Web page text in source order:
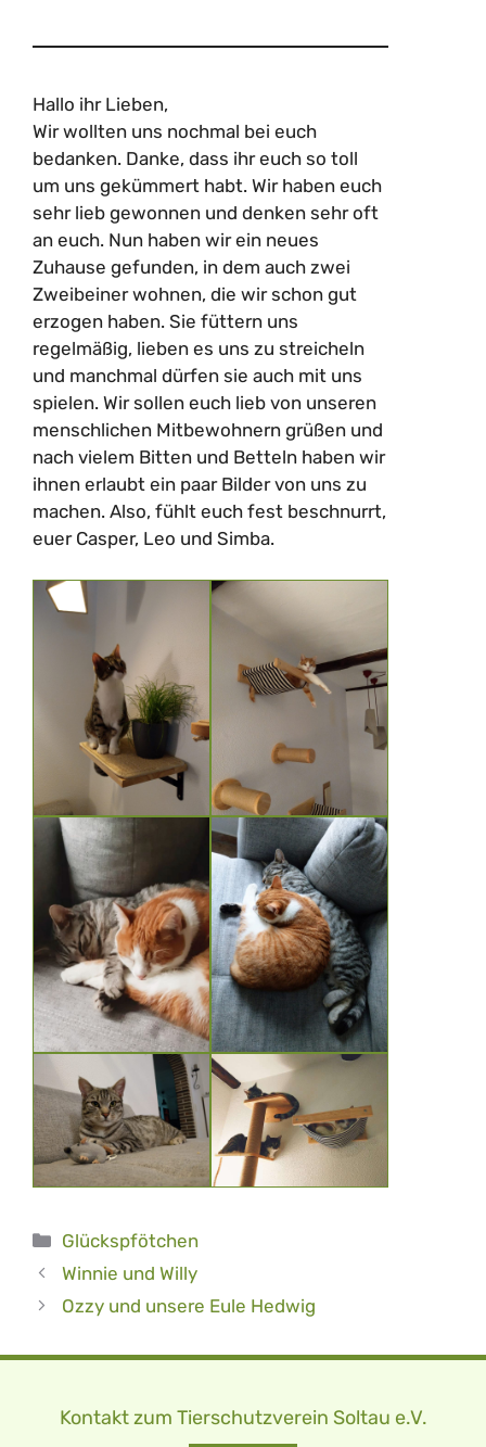
Hallo ihr Lieben,
Wir wollten uns nochmal bei euch
bedanken. Danke, dass ihr euch so toll
um uns gekümmert habt. Wir haben euch
sehr lieb gewonnen und denken sehr oft
an euch. Nun haben wir ein neues
Zuhause gefunden, in dem auch zwei
Zweibeiner wohnen, die wir schon gut
erzogen haben. Sie füttern uns
regelmäßig, lieben es uns zu streicheln
und manchmal dürfen sie auch mit uns
spielen. Wir sollen euch lieb von unseren
menschlichen Mitbewohnern grüßen und
nach vielem Bitten und Betteln haben wir
ihnen erlaubt ein paar Bilder von uns zu
machen. Also, fühlt euch fest beschnurrt,
euer Casper, Leo und Simba.
Kategorien
Glückspfötchen
Winnie und Willy
Ozzy und unsere Eule Hedwig
Kontakt zum Tierschutzverein Soltau e.V.